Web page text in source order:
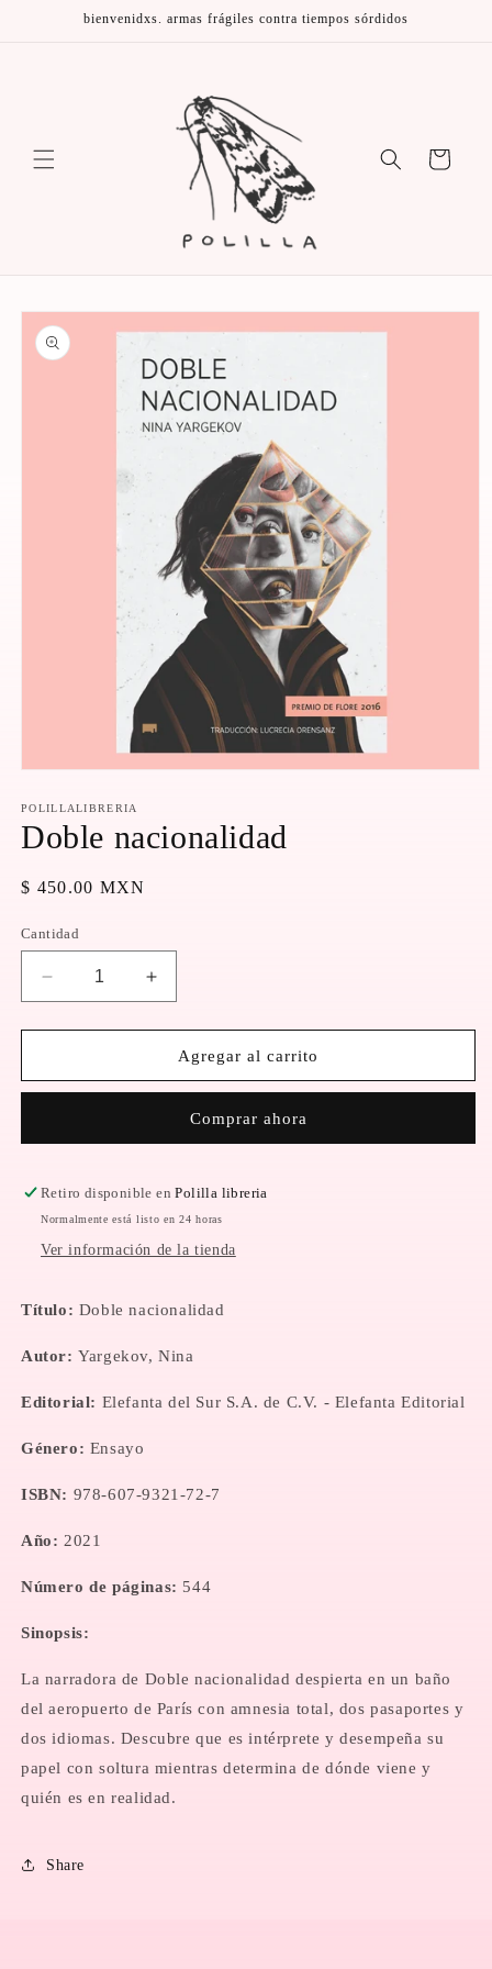
directamentebienvenidxs. armas frágiles contra tiempos sórdidos
Carrito
directamente
a la
información
multimedia
1
en
modal
POLILLALIBRERIA
Doble nacionalidad
Precio
$ 450.00 MXN
Cantidad
Reducir
cantidad
para
nacionalidad
Aumentar
cantidad
para
Doble
nacionalidad
Agregar al carrito
Comprar ahora
Retiro disponible enPolilla libreria
Normalmente está listo en 24 horas
Ver información de la tienda
Título: Doble nacionalidad
Autor: Yargekov, Nina
Editorial: Elefanta del Sur S.A. de C.V. - Elefanta Editorial
Género: Ensayo
ISBN: 978-607-9321-72-7
Año: 2021
Número de páginas: 544
Sinopsis:
La narradora de Doble nacionalidad despierta en un baño
del aeropuerto de París con amnesia total, dos pasaportes y
dos idiomas. Descubre que es intérprete y desempeña su
papel con soltura mientras determina de dónde viene y
quién es en realidad.
Share